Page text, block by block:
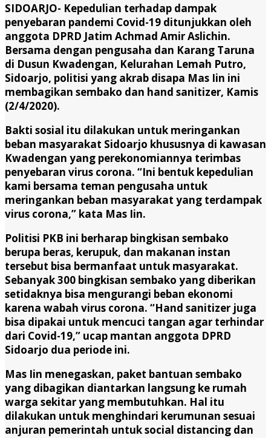
SIDOARJO- Kepedulian terhadap dampak
penyebaran pandemi Covid-19 ditunjukkan oleh
anggota DPRD Jatim Achmad Amir Aslichin.
Bersama dengan pengusaha dan Karang Taruna
di Dusun Kwadengan, Kelurahan Lemah Putro,
Sidoarjo, politisi yang akrab disapa Mas Iin ini
membagikan sembako dan hand sanitizer, Kamis
(2/4/2020).
Bakti sosial itu dilakukan untuk meringankan
beban masyarakat Sidoarjo khususnya di kawasan
Kwadengan yang perekonomiannya terimbas
penyebaran virus corona. “Ini bentuk kepedulian
kami bersama teman pengusaha untuk
meringankan beban masyarakat yang terdampak
virus corona,” kata Mas Iin.
Politisi PKB ini berharap bingkisan sembako
berupa beras, kerupuk, dan makanan instan
tersebut bisa bermanfaat untuk masyarakat.
Sebanyak 300 bingkisan sembako yang diberikan
setidaknya bisa mengurangi beban ekonomi
karena wabah virus corona. “Hand sanitizer juga
bisa dipakai untuk mencuci tangan agar terhindar
dari Covid-19,” ucap mantan anggota DPRD
Sidoarjo dua periode ini.
Mas Iin menegaskan, paket bantuan sembako
yang dibagikan diantarkan langsung ke rumah
warga sekitar yang membutuhkan. Hal itu
dilakukan untuk menghindari kerumunan sesuai
anjuran pemerintah untuk social distancing dan